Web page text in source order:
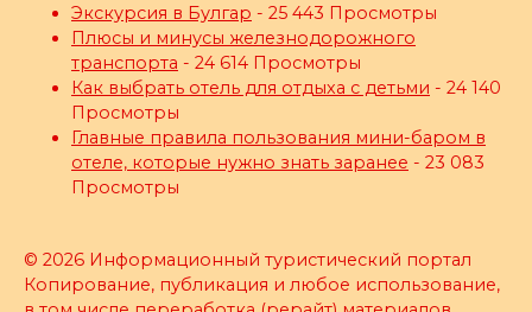
Экскурсия в Булгар - 25 443 Просмотры
Плюсы и минусы железнодорожного
транспорта - 24 614 Просмотры
Как выбрать отель для отдыха с детьми - 24 140
Просмотры
Главные правила пользования мини-баром в
отеле, которые нужно знать заранее - 23 083
Просмотры
© 2026 Информационный туристический портал
Копирование, публикация и любое использование,